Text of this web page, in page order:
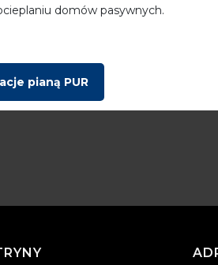
domów pasywnych.
pianą PUR